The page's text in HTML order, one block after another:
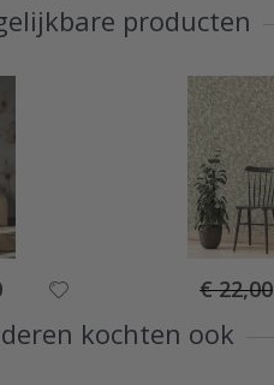
producten
€ 22,00
kochten ook